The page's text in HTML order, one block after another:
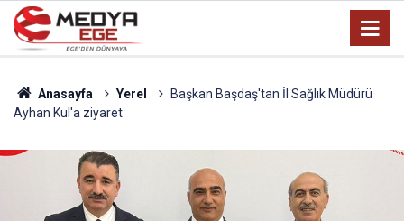
Anasayfa Yerel
Başkan Başdaş'tan İl Sağlık Müdürü
Ayhan Kul'a ziyaret